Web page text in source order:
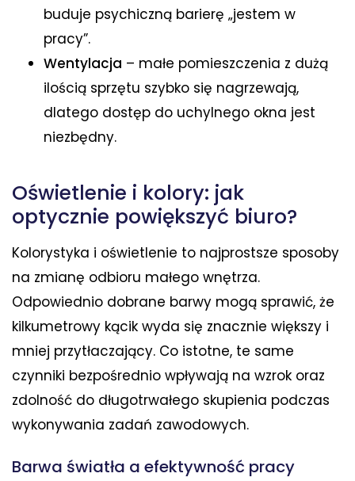
buduje psychiczną barierę „jestem w
pracy”.
Wentylacja – małe pomieszczenia z dużą
ilością sprzętu szybko się nagrzewają,
dlatego dostęp do uchylnego okna jest
niezbędny.
Oświetlenie i kolory: jak
optycznie powiększyć biuro?
Kolorystyka i oświetlenie to najprostsze sposoby
na zmianę odbioru małego wnętrza.
Odpowiednio dobrane barwy mogą sprawić, że
kilkumetrowy kącik wyda się znacznie większy i
mniej przytłaczający. Co istotne, te same
czynniki bezpośrednio wpływają na wzrok oraz
zdolność do długotrwałego skupienia podczas
wykonywania zadań zawodowych.
Barwa światła a efektywność pracy